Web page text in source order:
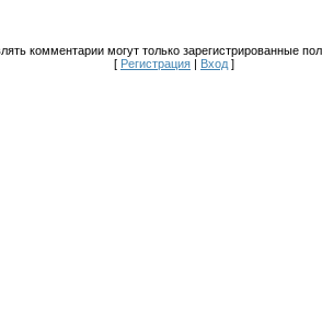
комментарии могут только зарегистрированные
[ Регистрация Вход ]